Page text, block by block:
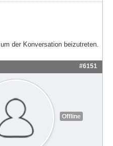
um der Konversation beizutreten.
#6151
Offline